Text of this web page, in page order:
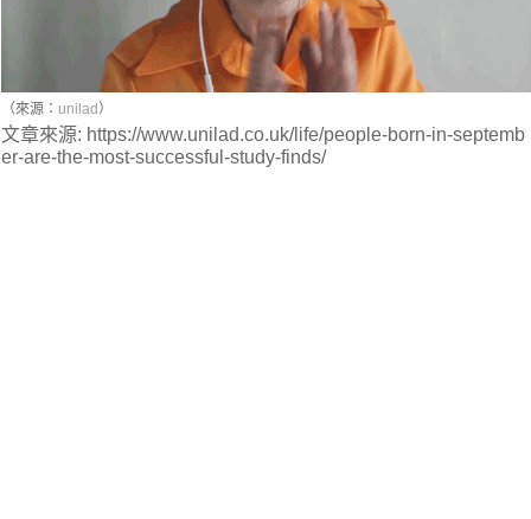
（來源： unilad ）
文章來源: https://www.unilad.co.uk/life/people-born-in-septemb
er-are-the-most-successful-study-finds/